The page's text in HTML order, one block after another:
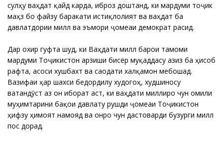
сулҳу ваҳдат қайд карда, иброз доштанд, ки мардуми тоҷик
маҳз бо файзу баракати истиқлолият ва ваҳдат ба
давлатдории миллӣ ва эъмори ҷомеаи демократӣ расид.
Дар охир гуфта шуд, ки Ваҳдати миллӣ барои тамоми
мардуми Тоҷикистон арзиши бисёр муқаддасу азиз ба ҳисоб
рафта, асоси хушбахтӣ ва саодати халқамон мебошад.
Вазифаи ҳар шахси бедордилу худогоҳ, худшиносу
ватандӯст аз он иборат аст, ки ваҳдати миллиро чун омили
муҳимтарини бақои давлату рушди ҷомеаи Тоҷикистон
ҳифзу ҳимоят намояд ва онро чун дастоварди бузурги миллӣ
пос дорад.